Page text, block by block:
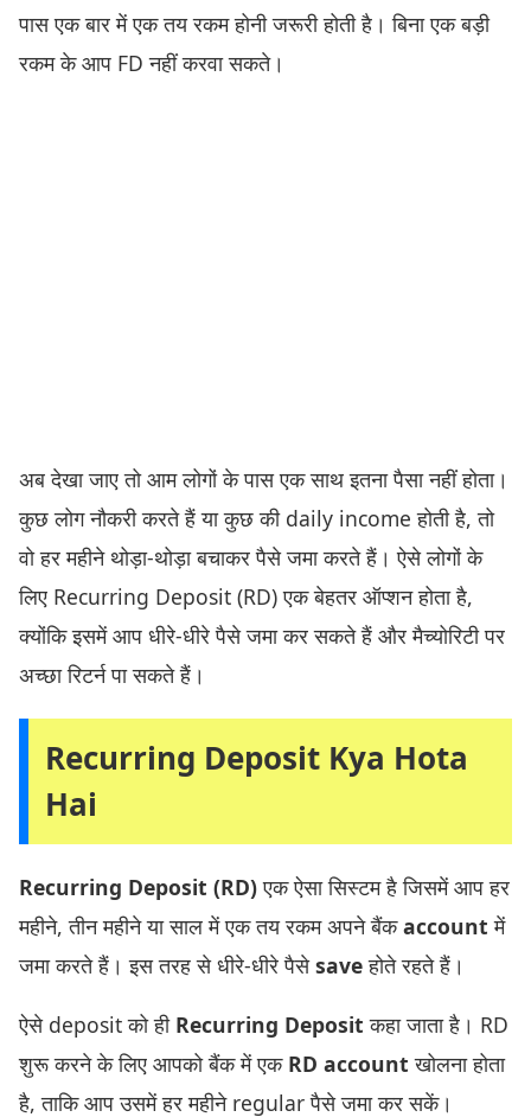
पास एक बार में एक तय रकम होनी जरूरी होती है। बिना एक बड़ी
रकम के आप FD नहीं करवा सकते।
अब देखा जाए तो आम लोगों के पास एक साथ इतना पैसा नहीं होता।
कुछ लोग नौकरी करते हैं या कुछ की daily income होती है, तो
वो हर महीने थोड़ा-थोड़ा बचाकर पैसे जमा करते हैं। ऐसे लोगों के
लिए Recurring Deposit (RD) एक बेहतर ऑप्शन होता है,
क्योंकि इसमें आप धीरे-धीरे पैसे जमा कर सकते हैं और मैच्योरिटी पर
अच्छा रिटर्न पा सकते हैं।
Recurring Deposit Kya Hota
Hai
Recurring Deposit (RD)एक ऐसा सिस्टम है जिसमें आप हर
महीने, तीन महीने या साल में एक तय रकम अपने बैंकaccount में
जमा करते हैं। इस तरह से धीरे-धीरे पैसेsaveहोते रहते हैं।
ऐसे deposit को ही Recurring Deposit कहा जाता है। RD
शुरू करने के लिए आपको बैंक में एक RD account खोलना होता
है, ताकि आप उसमें हर महीने regular पैसे जमा कर सकें।